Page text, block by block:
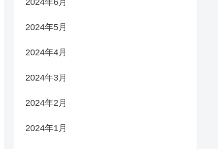
2024年5月
2024年4月
2024年3月
2024年2月
2024年1月